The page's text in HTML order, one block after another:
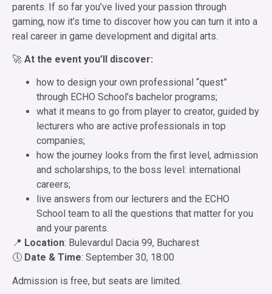
parents. If so far you’ve lived your passion through
gaming, now it’s time to discover how you can turn it into a
real career in game development and digital arts.
🚀 At the event you’ll discover:
how to design your own professional “quest”
through ECHO School’s bachelor programs;
what it means to go from player to creator, guided by
lecturers who are active professionals in top
companies;
how the journey looks from the first level, admission
and scholarships, to the boss level: international
careers;
live answers from our lecturers and the ECHO
School team to all the questions that matter for you
and your parents.
📍 Location: Bulevardul Dacia 99, Bucharest
🕔 Date & Time: September 30, 18:00
Admission is free, but seats are limited.